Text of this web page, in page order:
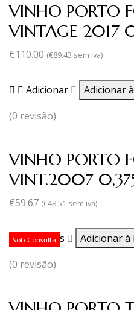
VINHO PORTO
VINTAGE 2017
€110.00 (€89.43 sem iva)
Adicionar Adicionar
(0 revisão)
VINHO PORTO
VINT.2007
€59.67 (€48.51 sem iva)
Sob Consulta
Ler mais Adicionar à
(0 revisão)